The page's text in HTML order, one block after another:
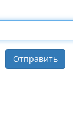
Отправить